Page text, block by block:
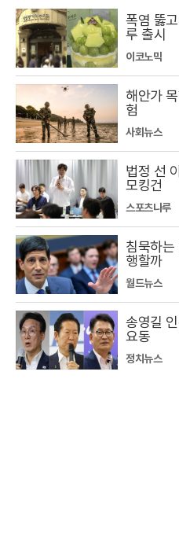
폭염 뚫
루 출시
이코노믹
해안가
험
사회뉴스
법정 선
모킹건
스포츠나루
침묵하
행할까
월드뉴스
송영길
요동
정치뉴스